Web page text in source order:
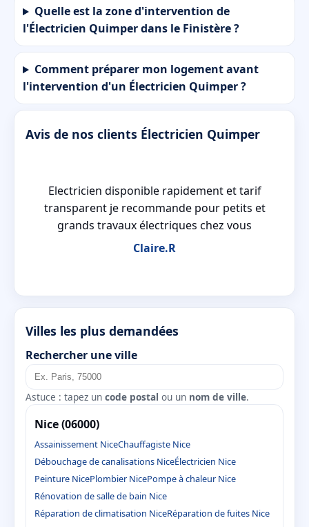
Quelle est la zone d'intervention de
l'Électricien Quimper dans le Finistère ?
Comment préparer mon logement avant
l'intervention d'un Électricien Quimper ?
Avis de nos clients Électricien Quimper
Electricien disponible rapidement et tarif
transparent je recommande pour petits et
grands travaux électriques chez vous
Claire.R
Villes les plus demandées
Rechercher une ville
Astuce : tapez un code postal ou un nom de ville.
Nice (06000)
Assainissement NiceChauffagiste Nice
Débouchage de canalisations NiceÉlectricien Nice
Peinture NicePlombier NicePompe à chaleur Nice
Rénovation de salle de bain Nice
Réparation de climatisation NiceRéparation de fuites Nice